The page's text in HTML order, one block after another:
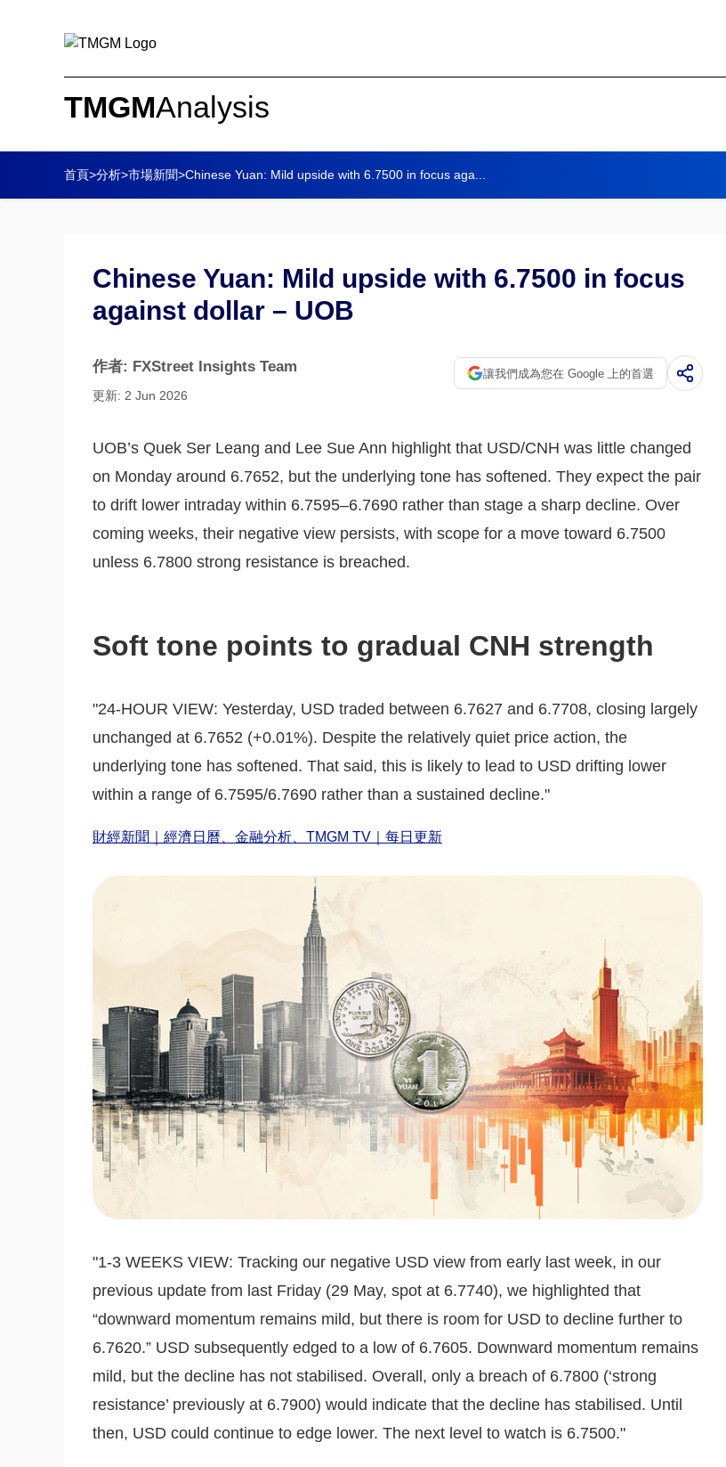
TMGMAnalysis
首頁>分析>市場新聞>Chinese Yuan: Mild upside with 6.7500 in focus aga...
Chinese Yuan: Mild upside with 6.7500 in focus
against dollar – UOB
作者: FXStreet Insights Team
更新: 2 Jun 2026
讓我們成為您在 Google 上的首選
UOB’s Quek Ser Leang and Lee Sue Ann highlight that USD/CNH was little changed
on Monday around 6.7652, but the underlying tone has softened. They expect the pair
to drift lower intraday within 6.7595–6.7690 rather than stage a sharp decline. Over
coming weeks, their negative view persists, with scope for a move toward 6.7500
unless 6.7800 strong resistance is breached.
Soft tone points to gradual CNH strength
"24-HOUR VIEW: Yesterday, USD traded between 6.7627 and 6.7708, closing largely
unchanged at 6.7652 (+0.01%). Despite the relatively quiet price action, the
underlying tone has softened. That said, this is likely to lead to USD drifting lower
within a range of 6.7595/6.7690 rather than a sustained decline."
財經新聞｜經濟日曆、金融分析、TMGM TV｜每日更新
"1-3 WEEKS VIEW: Tracking our negative USD view from early last week, in our
previous update from last Friday (29 May, spot at 6.7740), we highlighted that
“downward momentum remains mild, but there is room for USD to decline further to
6.7620.” USD subsequently edged to a low of 6.7605. Downward momentum remains
mild, but the decline has not stabilised. Overall, only a breach of 6.7800 (‘strong
resistance’ previously at 6.7900) would indicate that the decline has stabilised. Until
then, USD could continue to edge lower. The next level to watch is 6.7500."